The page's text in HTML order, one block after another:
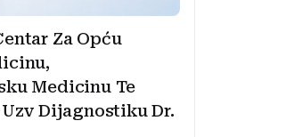
Za Opću
Medicinu Te
Dijagnostiku Dr.